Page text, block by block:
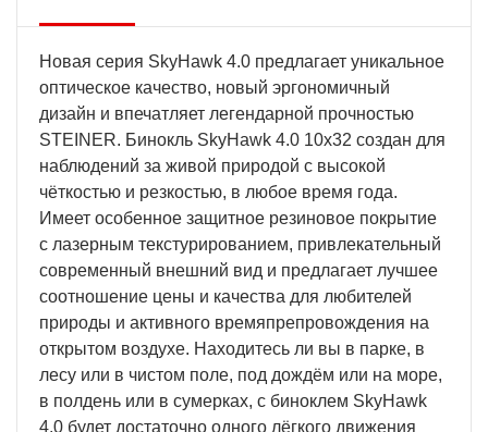
Новая серия SkyHawk 4.0 предлагает уникальное
оптическое качество, новый эргономичный
дизайн и впечатляет легендарной прочностью
STEINER. Бинокль SkyHawk 4.0 10x32 создан для
наблюдений за живой природой с высокой
чёткостью и резкостью, в любое время года.
Имеет особенное защитное резиновое покрытие
с лазерным текстурированием, привлекательный
современный внешний вид и предлагает лучшее
соотношение цены и качества для любителей
природы и активного времяпрепровождения на
открытом воздухе. Находитесь ли вы в парке, в
лесу или в чистом поле, под дождём или на море,
в полдень или в сумерках, с биноклем SkyHawk
4.0 будет достаточно одного лёгкого движения